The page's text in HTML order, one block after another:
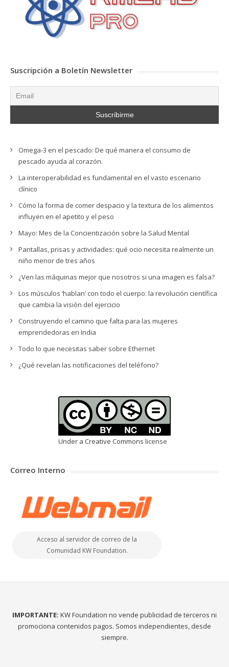
Suscripción a Boletín Newsletter
Omega-3 en el pescado: De qué manera el consumo de
pescado ayuda al corazón.
La interoperabilidad es fundamental en el vasto escenario
clínico
Cómo la forma de comer despacio y la textura de los alimentos
influyen en el apetito y el peso
Mayo: Mes de la Concientización sobre la Salud Mental
Pantallas, prisas y actividades: qué ocio necesita realmente un
niño menor de tres años
¿Ven las máquinas mejor que nosotros si una imagen es falsa?
Los músculos ‘hablan’ con todo el cuerpo: la revolución científica
que cambia la visión del ejercicio
Construyendo el camino que falta para las mujeres
emprendedoras en India
Todo lo que necesitas saber sobre Ethernet
¿Qué revelan las notificaciones del teléfono?
Under a Creative Commons license
Correo Interno
Acceso al servidor de correo de la
Comunidad KW Foundation.
IMPORTANTE: KW Foundation no vende publicidad de terceros ni
promociona contenidos pagos. Somos independientes, desde
siempre.